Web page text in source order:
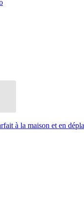
à la maison et en